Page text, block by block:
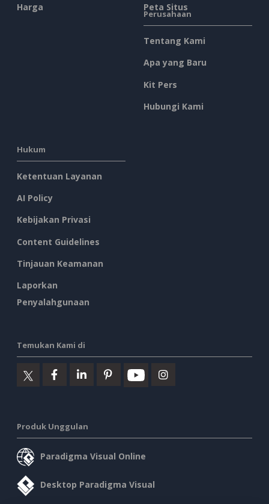
Harga
Peta Situs
Perusahaan
Tentang Kami
Apa yang Baru
Kit Pers
Hubungi Kami
Hukum
Ketentuan Layanan
AI Policy
Kebijakan Privasi
Content Guidelines
Tinjauan Keamanan
Laporkan
Penyalahgunaan
Temukan Kami di
Produk Unggulan
Paradigma Visual Online
Desktop Paradigma Visual